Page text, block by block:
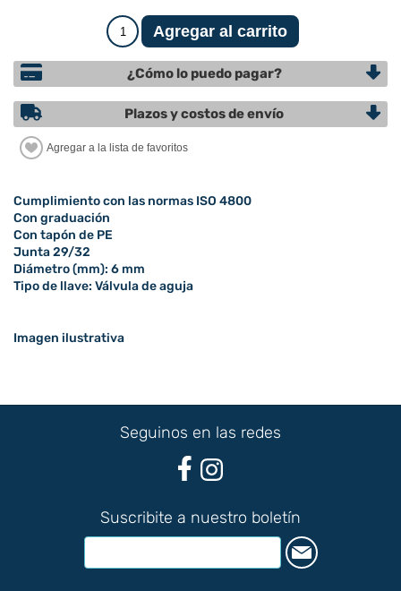
¿Cómo lo puedo pagar?
Plazos y costos de envío
Cumplimiento con las normas ISO 4800
Con graduación
Con tapón de PE
Junta 29/32
Diámetro (mm): 6 mm
Tipo de llave: Válvula de aguja
Imagen ilustrativa
Seguinos en las redes
Suscribite a nuestro boletín